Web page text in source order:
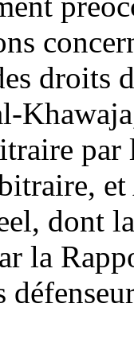
droits
dont
la